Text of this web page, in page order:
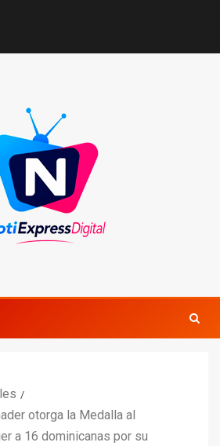
otorga la Medalla al
a 16 dominicanas por su